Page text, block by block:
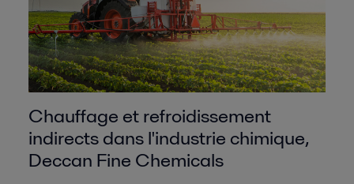
Chauffage et refroidissement
indirects dans l'industrie chimique,
Deccan Fine Chemicals